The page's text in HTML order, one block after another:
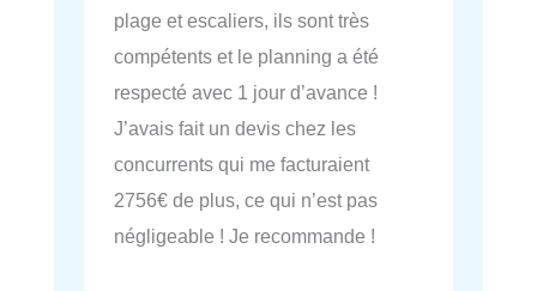
plage et escaliers, ils sont très
compétents et le planning a été
respecté avec 1 jour d’avance !
J’avais fait un devis chez les
concurrents qui me facturaient
2756€ de plus, ce qui n’est pas
négligeable ! Je recommande !